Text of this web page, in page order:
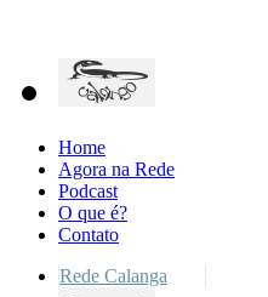
Home
Agora na Rede
Podcast
O que é?
Contato
Rede Calanga